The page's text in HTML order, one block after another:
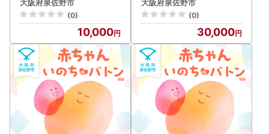
や、受付状況の確認等が可能です。詳細につきましては、、
以下のURLよりご確認ください。
https://iam-jpki.jp/lp/iam-furumado/（（※外部サイトへ
遷移します）
▼申請書送付先
泉佐野市ふるさと納税ワンストップ申請係
〒885-0078 宮崎県都城市宮丸町3070-1
※泉佐野市ではワンストップ特例申請関連業務を外部委託し
ております。
大阪府泉佐野市
(0)
10,000
大阪府泉佐野市
(0)
30,000